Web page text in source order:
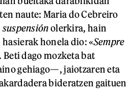
naute: Maria do Cebreiro
suspensiónolerkira, hain
hasierak honela dio: «Sempre
Beti dago mozketa bat
gehiago—, jaiotzaren eta
bideratzen gaituen